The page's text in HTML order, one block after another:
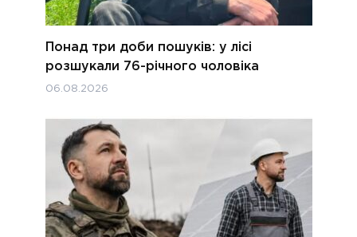
Понад три доби пошуків: у лісі
розшукали 76-річного чоловіка
06.08.2026